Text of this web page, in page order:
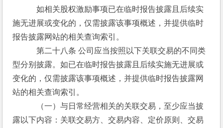
如相关股权激励事项已在临时报告披露且后续实
施无进展或变化的，仅需披露该事项概述，并提供临时
报告披露网站的相关查询索引。
第二十八条 公司应当按照以下关联交易的不同类
型分别披露。如已在临时报告披露且后续实施无进展或
变化的，仅需披露该事项概述，并提供临时报告披露网
站的相关查询索引。
（一）与日常经营相关的关联交易，至少应当披
露以下内容：关联交易方、交易内容、定价原则、交易